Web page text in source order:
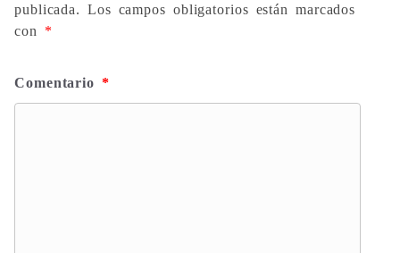
publicada. Los campos obligatorios están marcados
con *
Comentario *